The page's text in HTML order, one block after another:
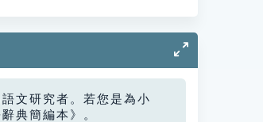
文研究者。若您是為小
典簡編本》。